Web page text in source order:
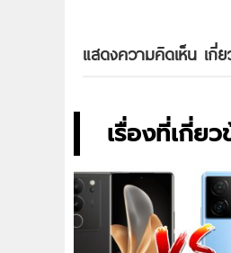
แสดงความคิดเห็น เกี่
เรื่องที่เกี่ย